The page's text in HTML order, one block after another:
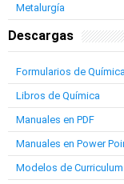
Metalurgía
Descargas
Formularios de Química
Libros de Química
Manuales en PDF
Manuales en Power
Modelos de Curriculum